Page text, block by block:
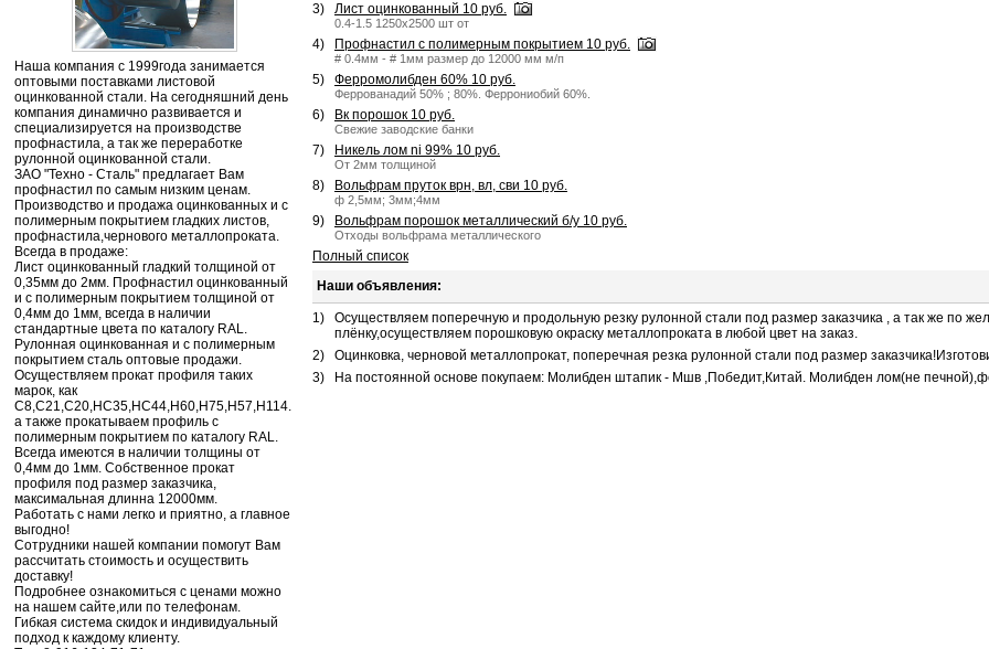
Наша компания с 1999года занимается
оптовыми поставками листовой
оцинкованной стали. На сегодняшний день
компания динамично развивается и
специализируется на производстве
профнастила, а так же переработке
рулонной оцинкованной стали.
ЗАО "Техно - Сталь" предлагает Вам
профнастил по самым низким ценам.
Производство и продажа оцинкованных и с
полимерным покрытием гладких листов,
профнастила,чернового металлопроката.
Всегда в продаже:
Лист оцинкованный гладкий толщиной от
0,35мм до 2мм. Профнастил оцинкованный
и с полимерным покрытием толщиной от
0,4мм до 1мм, всегда в наличии
стандартные цвета по каталогу RAL.
Рулонная оцинкованная и с полимерным
покрытием сталь оптовые продажи.
Осуществляем прокат профиля таких
марок, как
С8,С21,С20,НС35,НС44,Н60,Н75,Н57,Н114.
а также прокатываем профиль с
полимерным покрытием по каталогу RAL.
Всегда имеются в наличии толщины от
0,4мм до 1мм. Собственное прокат
профиля под размер заказчика,
максимальная длинна 12000мм.
Работать с нами легко и приятно, а главное
выгодно!
Сотрудники нашей компании помогут Вам
рассчитать стоимость и осуществить
доставку!
Подробнее ознакомиться с ценами можно
на нашем сайте,или по телефонам.
Гибкая система скидок и индивидуальный
подход к каждому клиенту.
3) Лист оцинкованный 10 руб.
0.4-1.5 1250x2500 шт от
4) Профнастил с полимерным покрытием 10 руб.
# 0.4мм - # 1мм размер до 12000 мм м/п
5) Ферромолибден 60% 10 руб.
Феррованадий 50% ; 80%. Феррониобий 60%.
6) Вк порошок 10 руб.
Свежие заводские банки
7) Никель лом ni 99% 10 руб.
От 2мм толщиной
8) Вольфрам пруток врн, вл, сви 10 руб.
ф 2,5мм; 3мм;4мм
9) Вольфрам порошок металлический б/у 10 руб.
Отходы вольфрама металлического
Полный список
Наши объявления:
1)
Осуществляем поперечную и продольную резку рулонной стали под размер заказчика , а так же по
плёнку,осуществляем порошковую окраску металлопроката в любой цвет на заказ.
2)
Оцинковка, черновой металлопрокат, поперечная резка рулонной стали под размер
3)
На постоянной основе покупаем: Молибден штапик - Мшв ,Победит,Китай. Молибден лом(не